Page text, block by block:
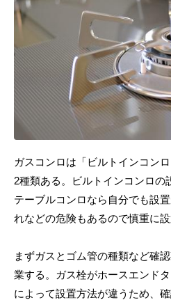
ガスコンロは「ビルトインコン
2種類ある。ビルトインコンロの
テーブルコンロなら自分でも設
れなどの危険もあるので慎重に設
まずガスとゴム管の種類など確
業する。ガス栓がホースエンド
によって設置方法が違うため、